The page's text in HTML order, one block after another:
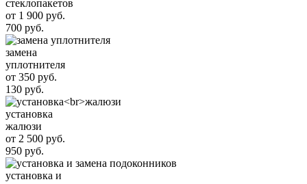
стеклопакетов
от 1 900 руб.
700 руб.
замена
уплотнителя
от 350 руб.
130 руб.
установка
жалюзи
от 2 500 руб.
950 руб.
установка и